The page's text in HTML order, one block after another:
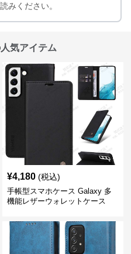
みください。
気アイテム
¥4,180 (税込)
手帳型スマホケース Galaxy 多
機能レザーウォレットケース